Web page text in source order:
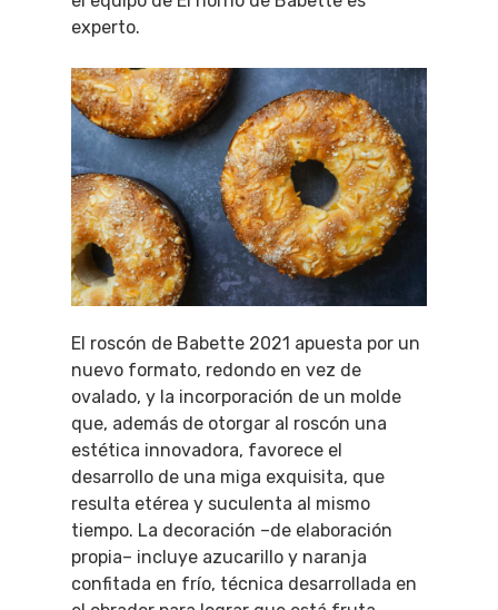
experto.
El roscón de Babette 2021 apuesta por un
nuevo formato, redondo en vez de
ovalado, y la incorporación de un molde
que, además de otorgar al roscón una
estética innovadora, favorece el
desarrollo de una miga exquisita, que
resulta etérea y suculenta al mismo
tiempo. La decoración –de elaboración
propia– incluye azucarillo y naranja
confitada en frío, técnica desarrollada en